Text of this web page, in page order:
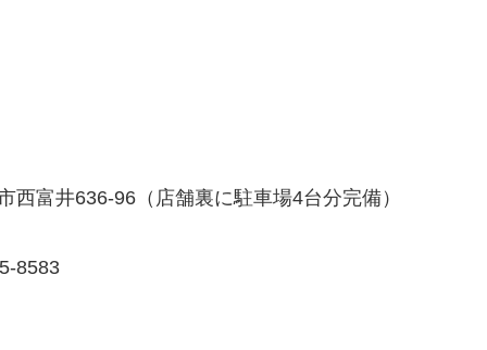
西富井636-96（店舗裏に駐車場4台分完備）
8583